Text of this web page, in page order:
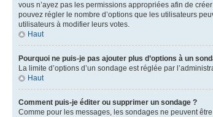
vous n’ayez pas les permissions appropriées afin de
pouvez régler le nombre d’options que les utilisateurs
utilisateurs à modifier leurs votes.
Haut
Pourquoi ne puis-je pas ajouter plus d’options à un
La limite d’options d’un sondage est réglée par
Haut
Comment puis-je éditer ou supprimer un sondage ?
Comme pour les messages, les sondages ne peuvent